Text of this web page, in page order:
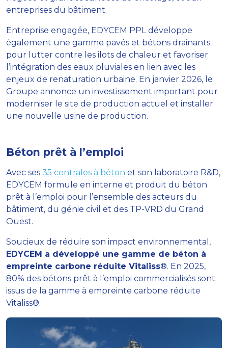
entreprises du bâtiment.
Entreprise engagée, EDYCEM PPL développe
également une gamme pavés et bétons drainants
pour lutter contre les ilots de chaleur et favoriser
l’intégration des eaux pluviales en lien avec les
enjeux de renaturation urbaine. En janvier 2026, le
Groupe annonce un investissement important pour
moderniser le site de production actuel et installer
une nouvelle usine de production.
Béton prêt à l’emploi
Avec ses 35 centrales à béton et son laboratoire R&D,
EDYCEM formule en interne et produit du béton
prêt à l’emploi pour l’ensemble des acteurs du
bâtiment, du génie civil et des TP-VRD du Grand
Ouest.
Soucieux de réduire son impact environnemental,
EDYCEM a développé une gamme de béton à
empreinte carbone réduite Vitaliss®. En 2025,
80% des bétons prêt à l’emploi commercialisés sont
issus de la gamme à empreinte carbone réduite
Vitaliss®.